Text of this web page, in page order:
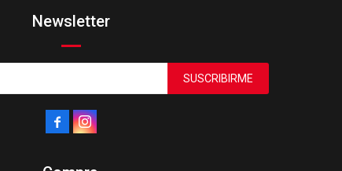
Newsletter
SUSCRIBIRME
 